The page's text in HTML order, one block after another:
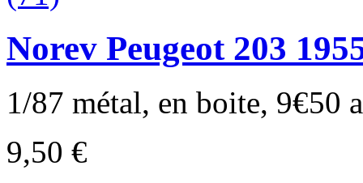
Norev Peugeot 203
1/87 métal, en boite, 9€50
9,50 €